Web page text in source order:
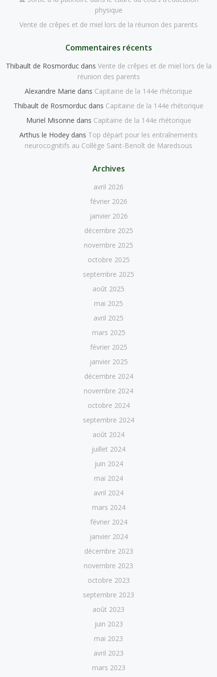
physique
Vente de crêpes et de miel lors de la réunion des parents
Commentaires récents
Thibault de Rosmorducdans Vente de crêpes et de miel lors de la
réunion des parents
Alexandre Marie dans Capitaine de la 144e rhétorique
Thibault de Rosmorduc dans Capitaine de la 144e rhétorique
Muriel Misonne dans Capitaine de la 144e rhétorique
Arthus le Hodey dans Top départ pour les entraînements
neurocognitifs au Collège Saint-Benoît de Maredsous
Archives
avril 2026
février 2026
janvier 2026
décembre 2025
novembre 2025
octobre 2025
septembre 2025
août 2025
mai 2025
avril 2025
mars 2025
février 2025
janvier 2025
décembre 2024
novembre 2024
octobre 2024
septembre 2024
août 2024
juillet 2024
juin 2024
mai 2024
avril 2024
mars 2024
février 2024
janvier 2024
décembre 2023
novembre 2023
octobre 2023
septembre 2023
août 2023
juin 2023
mai 2023
avril 2023
mars 2023